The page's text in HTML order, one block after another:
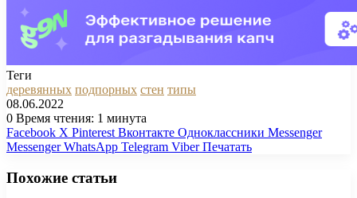
Теги
деревянных подпорных стен типы
08.06.2022
0 Время чтения: 1 минута
Facebook X Pinterest Вконтакте Одноклассники Messenger
Messenger WhatsApp Telegram Viber Печатать
Похожие статьи